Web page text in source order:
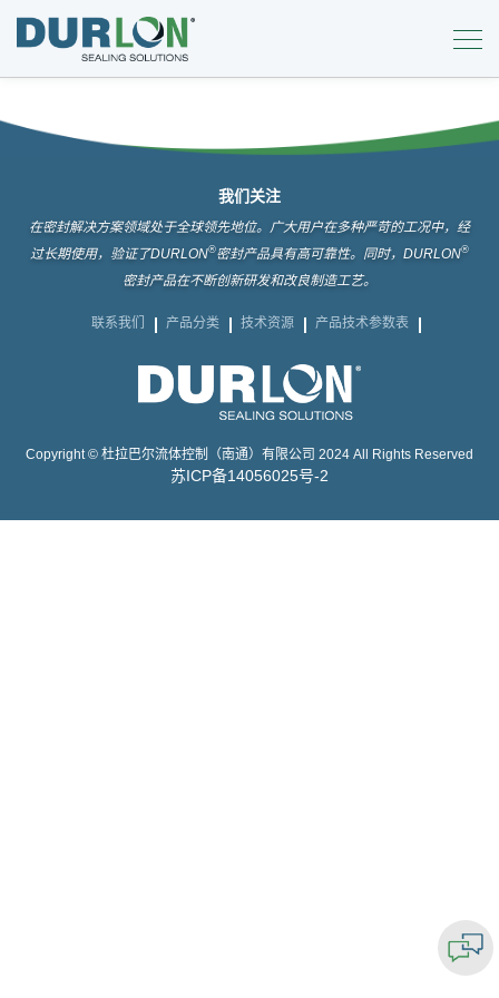
我们关注
在密封解决方案领域处于全球领先地位。广大用户在多种严苛的工况中，经
过长期使用，验证了DURLON®密封产品具有高可靠性。同时，DURLON®
密封产品在不断创新研发和改良制造工艺。
联系我们 产品分类 技术资源 产品技术参数表
Copyright © 杜拉巴尔流体控制（南通）有限公司 2024 All Rights Reserved
苏ICP备14056025号-2